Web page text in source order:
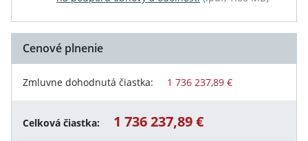
Cenové plnenie
Zmluvne dohodnutá čiastka: 1 736 237,89 €
Celková čiastka: 1 736 237,89 €